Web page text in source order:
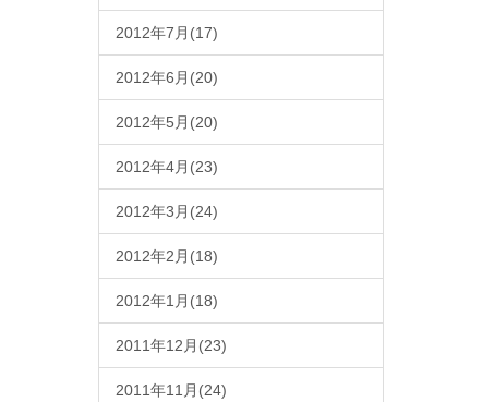
2012年7月(17)
2012年6月(20)
2012年5月(20)
2012年4月(23)
2012年3月(24)
2012年2月(18)
2012年1月(18)
2011年12月(23)
2011年11月(24)